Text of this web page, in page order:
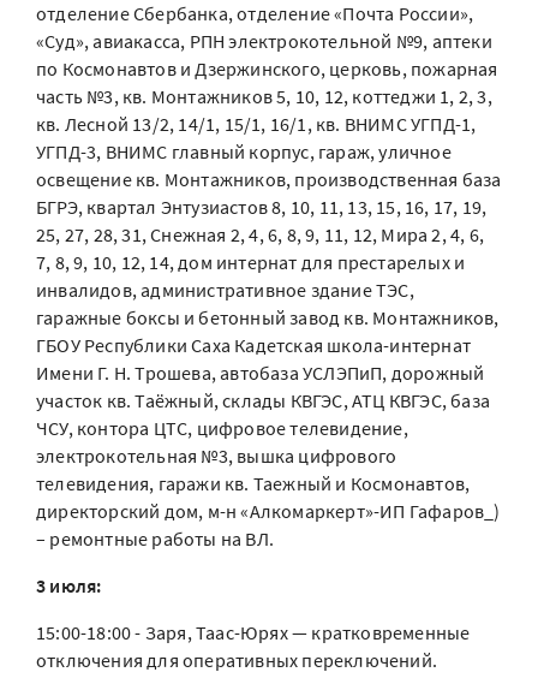
отделение Сбербанка, отделение «Почта России»,
«Суд», авиакасса, РПН электрокотельной №9, аптеки
по Космонавтов и Дзержинского, церковь, пожарная
часть №3, кв. Монтажников 5, 10, 12, коттеджи 1, 2, 3,
кв. Лесной 13/2, 14/1, 15/1, 16/1, кв. ВНИМС УГПД-1,
УГПД-3, ВНИМС главный корпус, гараж, уличное
освещение кв. Монтажников, производственная база
БГРЭ, квартал Энтузиастов 8, 10, 11, 13, 15, 16, 17, 19,
25, 27, 28, 31, Снежная 2, 4, 6, 8, 9, 11, 12, Мира 2, 4, 6,
7, 8, 9, 10, 12, 14, дом интернат для престарелых и
инвалидов, административное здание ТЭС,
гаражные боксы и бетонный завод кв. Монтажников,
ГБОУ Республики Саха Кадетская школа-интернат
Имени Г. Н. Трошева, автобаза УСЛЭПиП, дорожный
участок кв. Таёжный, склады КВГЭС, АТЦ КВГЭС, база
ЧСУ, контора ЦТС, цифровое телевидение,
электрокотельная №3, вышка цифрового
телевидения, гаражи кв. Таежный и Космонавтов,
директорский дом, м-н «Алкомаркерт»-ИП Гафаров_)
– ремонтные работы на ВЛ.
3 июля:
15:00-18:00 - Заря, Таас-Юрях — кратковременные
отключения для оперативных переключений.